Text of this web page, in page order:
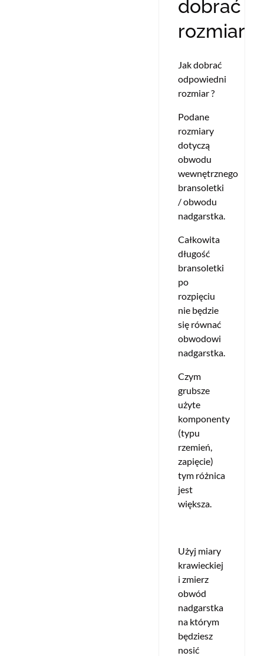
dobrać
rozmiar?
Jak dobrać
odpowiedni
rozmiar ?
Podane
rozmiary
dotyczą
obwodu
wewnętrznego
bransoletki
/ obwodu
nadgarstka.
Całkowita
długość
bransoletki
po
rozpięciu
nie będzie
się równać
obwodowi
nadgarstka.
Czym
grubsze
użyte
komponenty
(typu
rzemień,
zapięcie)
tym różnica
jest
większa.
Użyj miary
krawieckiej
i zmierz
obwód
nadgarstka
na którym
będziesz
nosić